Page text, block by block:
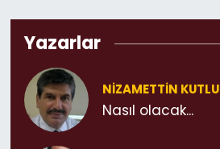
Yazarlar
NIZAMETTIN KUTLU
Nasıl olacak...